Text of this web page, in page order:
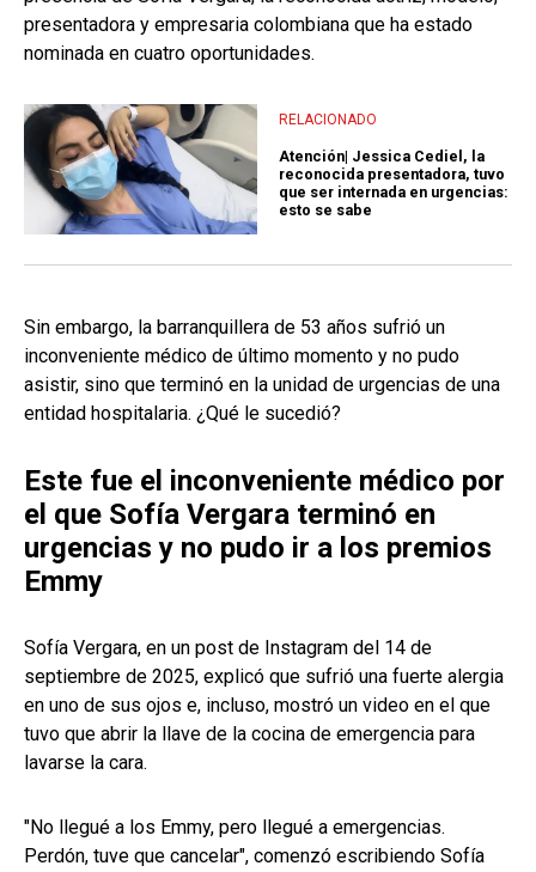
presentadora y empresaria colombiana que ha estado
nominada en cuatro oportunidades.
RELACIONADO
Atención| Jessica Cediel, la
reconocida presentadora, tuvo
que ser internada en urgencias:
esto se sabe
Sin embargo, la barranquillera de 53 años sufrió un
inconveniente médico de último momento y no pudo
asistir, sino que terminó en la unidad de urgencias de una
entidad hospitalaria. ¿Qué le sucedió?
Este fue el inconveniente médico por
el que Sofía Vergara terminó en
urgencias y no pudo ir a los premios
Emmy
Sofía Vergara, en un post de Instagram del 14 de
septiembre de 2025, explicó que sufrió una fuerte alergia
en uno de sus ojos e, incluso, mostró un video en el que
tuvo que abrir la llave de la cocina de emergencia para
lavarse la cara.
"No llegué a los Emmy, pero llegué a emergencias.
Perdón, tuve que cancelar", comenzó escribiendo Sofía